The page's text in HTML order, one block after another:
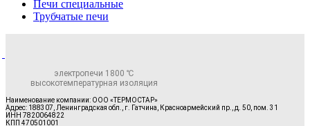
Печи специальные
Трубчатые печи
электропечи 1800 ℃
высокотемпературная изоляция
Наименование компании: ООО «ТЕРМОСТАР»
Адрес: 188307, Ленинградская обл., г. Гатчина, Красноармейский пр., д. 50, пом. 31
ИНН 7820064822
КПП 470501001